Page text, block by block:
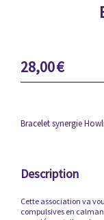
28,00€
Bracelet synergie
Description
Cette association va
compulsives en